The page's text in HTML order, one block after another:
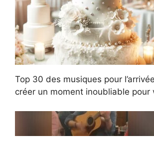
Top 30 des musiques pour
créer un moment inoubliable pour